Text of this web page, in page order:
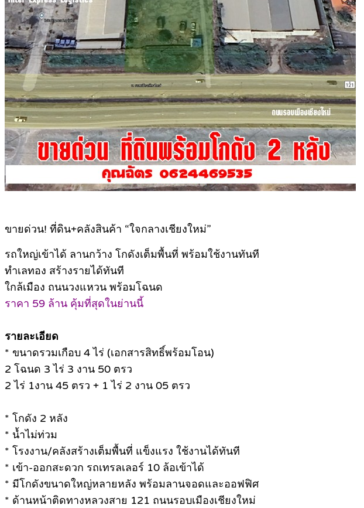
ขายด่วน! ที่ดิน+คลังสินค้า “ใจกลางเชียงใหม่”
รถใหญ่เข้าได้ ลานกว้าง โกดังเต็มพื้นที่ พร้อมใช้งานทันที
ทำเลทอง สร้างรายได้ทันที
ใกล้เมือง ถนนวงแหวน พร้อมโฉนด
ราคา 59 ล้าน คุ้มที่สุดในย่านนี้
รายละเอียด
* ขนาดรวมเกือบ 4 ไร่ (เอกสารสิทธิ์พร้อมโอน)
2 โฉนด 3 ไร่ 3 งาน 50 ตรว
2 ไร่ 1งาน 45 ตรว + 1 ไร่ 2 งาน 05 ตรว
* โกดัง 2 หลัง
* น้ำไม่ท่วม
* โรงงาน/คลังสร้างเต็มพื้นที่ แข็งแรง ใช้งานได้ทันที
* เข้า-ออกสะดวก รถเทรลเลอร์ 10 ล้อเข้าได้
* มีโกดังขนาดใหญ่หลายหลัง พร้อมลานจอดและออฟฟิศ
* ด้านหน้าติดทางหลวงสาย 121 ถนนรอบเมืองเชียงใหม่